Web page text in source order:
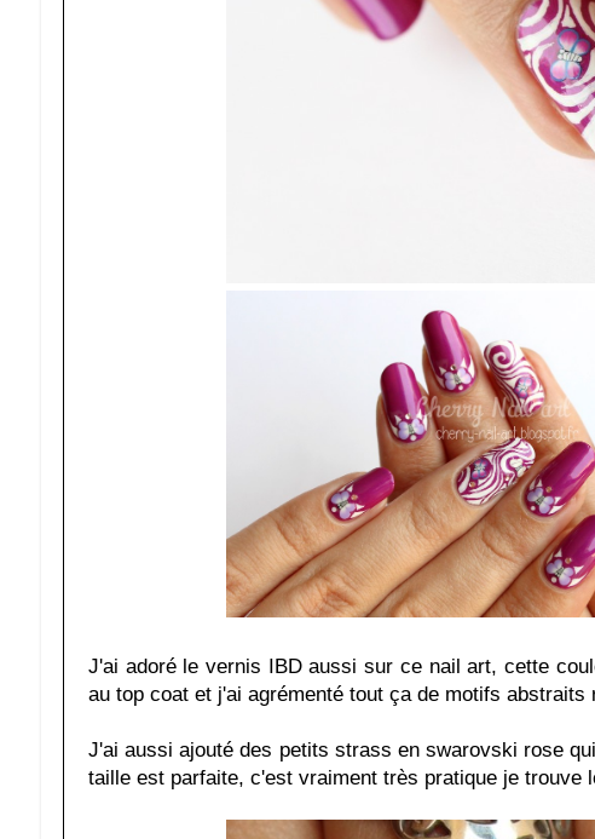
J'ai adoré le vernis IBD aussi sur ce nail art, cette
au top coat et j'ai agrémenté tout ça de motifs
J'ai aussi ajouté des petits strass en swarovski rose
taille est parfaite, c'est vraiment très pratique je trouve